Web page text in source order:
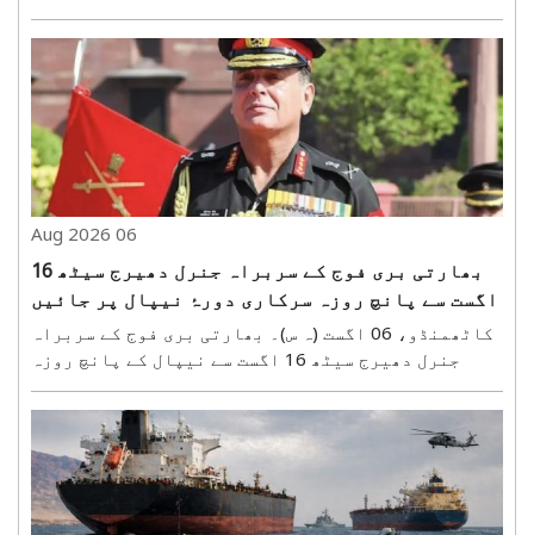
فضائی حدود میں اینوائے ایئر کے مسافر طیارے (ون
ایمبریئر ای170) کے قریب پہنچ گیا۔ اس واقعے نے
ایئر ٹریفک ..
06 Aug 2026
بھارتی بری فوج کے سربراہ جنرل دھیرج سیٹھ 16
اگست سے پانچ روزہ سرکاری دورۂ نیپال پر جائیں
گے
کاٹھمنڈو، 06 اگست (ہ س)۔ بھارتی بری فوج کے سربراہ
جنرل دھیرج سیٹھ 16 اگست سے نیپال کے پانچ روزہ
نیپالی فوج کے سربراہ جنرل اشوک سگدیل کی باضابطہ
دعوت پر ہو رہا ہے۔ اس دورے کو بھارت اور نیپال کے
درمیان ..